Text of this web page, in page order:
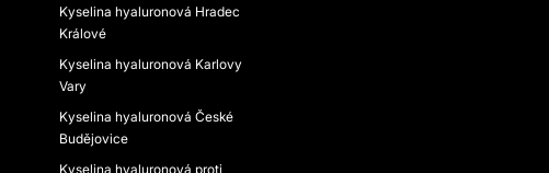
Kyselina hyaluronová Hradec
Králové
Kyselina hyaluronová Karlovy
Vary
Kyselina hyaluronová České
Budějovice
Kyselina hyaluronová proti